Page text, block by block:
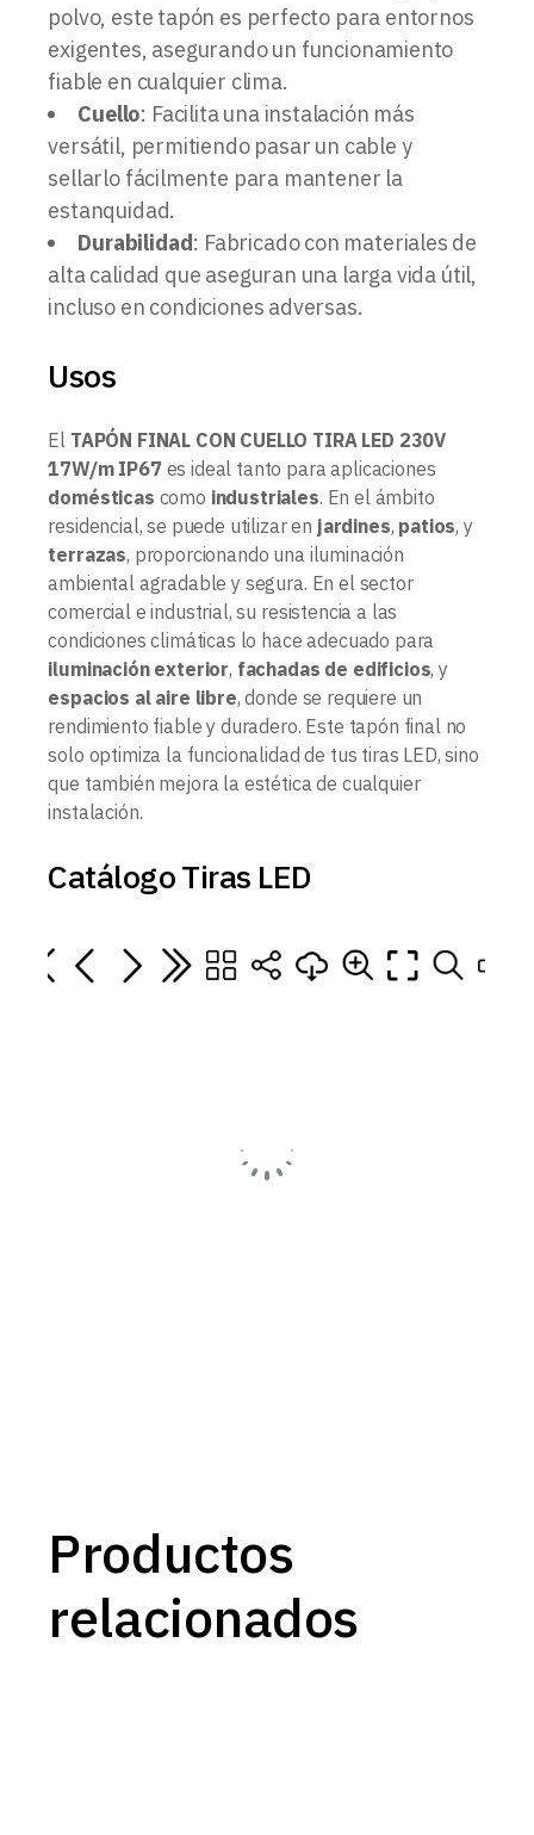
polvo, este tapón es perfecto para entornos
exigentes, asegurando un funcionamiento
fiable en cualquier clima.
Cuello: Facilita una instalación más
versátil, permitiendo pasar un cable y
sellarlo fácilmente para mantener la
estanquidad.
Durabilidad: Fabricado con materiales de
alta calidad que aseguran una larga vida útil,
incluso en condiciones adversas.
Usos
El TAPÓN FINAL CON CUELLO TIRA LED 230V
17W/m IP67 es ideal tanto para aplicaciones
domésticas como industriales. En el ámbito
residencial, se puede utilizar en jardines, patios, y
terrazas, proporcionando una iluminación
ambiental agradable y segura. En el sector
comercial e industrial, su resistencia a las
condiciones climáticas lo hace adecuado para
iluminación exterior, fachadas de edificios, y
espacios al aire libre, donde se requiere un
rendimiento fiable y duradero. Este tapón final no
solo optimiza la funcionalidad de tus tiras LED, sino
que también mejora la estética de cualquier
instalación.
Catálogo Tiras LED
Productos
relacionados